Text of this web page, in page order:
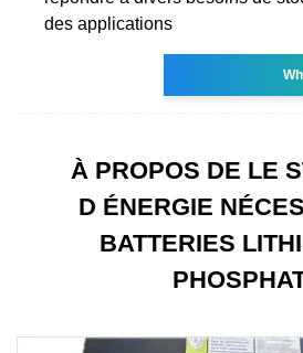
des applications
À PROPOS DE LE
D ÉNERGIE
BATTERIES